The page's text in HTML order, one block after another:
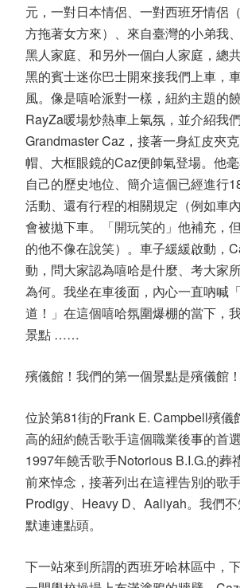
元，一對日本情侶、一對西班牙情侶
方拖著女方來）、來自臺灣的小弟我
黑人家庭、和另外一個白人家庭，總
黑的賓士迷你巴士開來接我們上車，
風。像是嘻哈派對一樣，紐約主題的
RayZa暖場炒熱車上氣氛，並介紹我
Grandmaster Caz，接著一身紅皮夾
帽、大框眼鏡的Caz便帥氣登場。他
自己的歷史地位、簡介這個已經進行
活動、還有行程的相關規定（例如車
會被拋下車。「開玩笑的」他補充，
的他不像在說笑）。車子緩緩啟動，
動，問大家認為嘻哈是什麼、考大家
為何。我坐在車後面，內心一直吶喊
道！」在這個嘻哈氛圍爆棚的當下，
景點 ……
殯儀館！我們的第一個景點是殯儀館！
位於第81街的Frank E. Campbell殯儀
高的紐約饒舌歌手這個職業後事的首
1997年饒舌歌手Notorious B.I.G.的葬
前來悼念，接著列出在這裡告別的歌
Prodigy、Heavy D、Aaliyah。我們
默連連點頭。
下一站來到所謂的西班牙哈林區中，